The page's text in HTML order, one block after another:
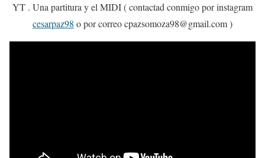
YT . Una partitura y el MIDI ( contactad conmigo por instagram
cesarpaz98 o por correo cpazsomoza98@gmail.com )